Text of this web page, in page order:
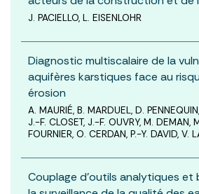
J. PACIELLO, L. EISENLOHR
Diagnostic multiscalaire de la
aquifères karstiques face au
érosion
A. MAURIÉ, B. MARDUEL, D.
J.-F. CLOSET, J.-F. OUVRY, M. DEMAN,
FOURNIER, O. CERDAN, P.-Y. DAVID, V.
Couplage d’outils analytiques et